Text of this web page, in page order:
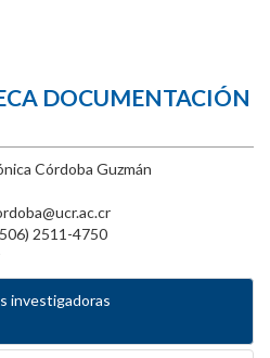
DOCUMENTACIÓN
Córdoba Guzmán
2511-4750
investigadoras